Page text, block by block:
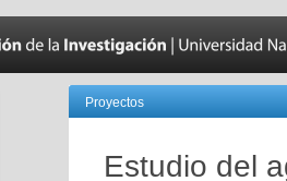
Proyectos
Estudio del